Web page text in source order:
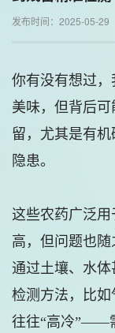
发布时间：2025-05-
你有没有想过
美味，但背后
留，尤其是有
隐患。
这些农药广泛
高，但问题也
通过土壤、水
检测方法，比
往往“高冷”——